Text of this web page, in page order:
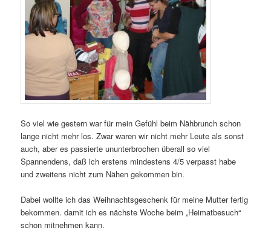
So viel wie gestern war für mein Gefühl beim Nähbrunch schon
lange nicht mehr los. Zwar waren wir nicht mehr Leute als sonst
auch, aber es passierte ununterbrochen überall so viel
Spannendens, daß ich erstens mindestens 4/5 verpasst habe
und zweitens nicht zum Nähen gekommen bin.
Dabei wollte ich das Weihnachtsgeschenk für meine Mutter fertig
bekommen. damit ich es nächste Woche beim „Heimatbesuch“
schon mitnehmen kann.